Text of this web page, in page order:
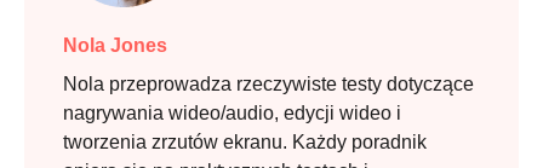
Nola Jones
Nola przeprowadza rzeczywiste testy dotyczące
nagrywania wideo/audio, edycji wideo i
tworzenia zrzutów ekranu. Każdy poradnik